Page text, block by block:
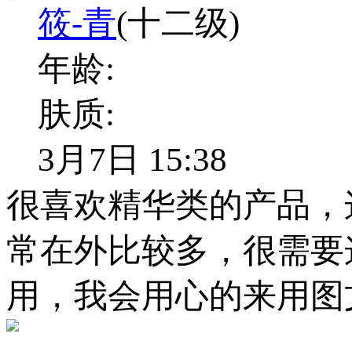
筱-青(十二级)
年龄:
肤质:
3月7日 15:38
很喜欢精华类的产品
常在外比较多，很需
用，我会用心的来用